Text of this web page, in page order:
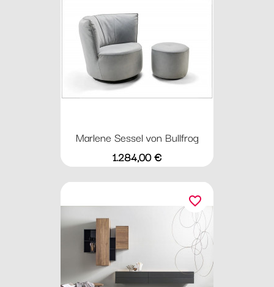
Marlene Sessel von Bullfrog
Preis
1.284,00 €
favorite_border